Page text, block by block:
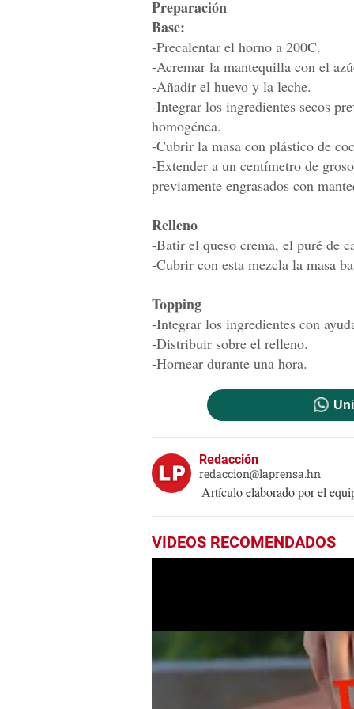
Preparación
Base:
-Precalentar el horno a 200C.
-Acremar la mantequilla con el
-Añadir el huevo y la leche.
-Integrar los ingredientes secos
homogénea.
-Cubrir la masa con plástico de
-Extender a un centímetro de
previamente engrasados con
Relleno
-Batir el queso crema, el puré de
-Cubrir con esta mezcla la masa
Topping
-Integrar los ingredientes con
-Distribuir sobre el relleno.
-Hornear durante una hora.
Redacción
redaccion@laprensa.hn
Artículo elaborado por el
VIDEOS RECOMENDADOS